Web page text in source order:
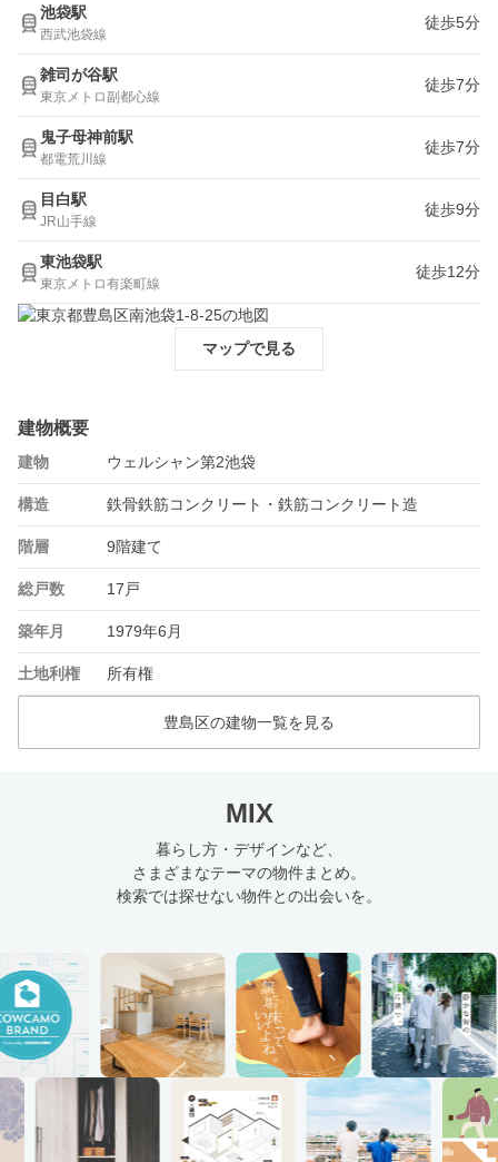
池袋駅
西武池袋線
徒歩5分
雑司が谷駅
東京メトロ副都心線
徒歩7分
鬼子母神前駅
都電荒川線
徒歩7分
目白駅
JR山手線
徒歩9分
東池袋駅
東京メトロ有楽町線
徒歩12分
マップで見る
建物概要
建物 ウェルシャン第2池袋
構造 鉄骨鉄筋コンクリート・鉄筋コンクリート造
階層 9階建て
総戸数 17戸
築年月 1979年6月
土地利権 所有権
豊島区の建物一覧を見る
MIX
暮らし方・デザインなど、
さまざまなテーマの物件まとめ。
検索では探せない物件との出会いを。